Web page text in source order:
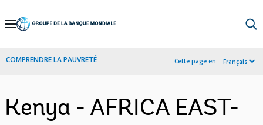
Skip
Navigation
COMPRENDRE LA PAUVRETÉ Cette page en : Français
Kenya - AFRICA EAST-